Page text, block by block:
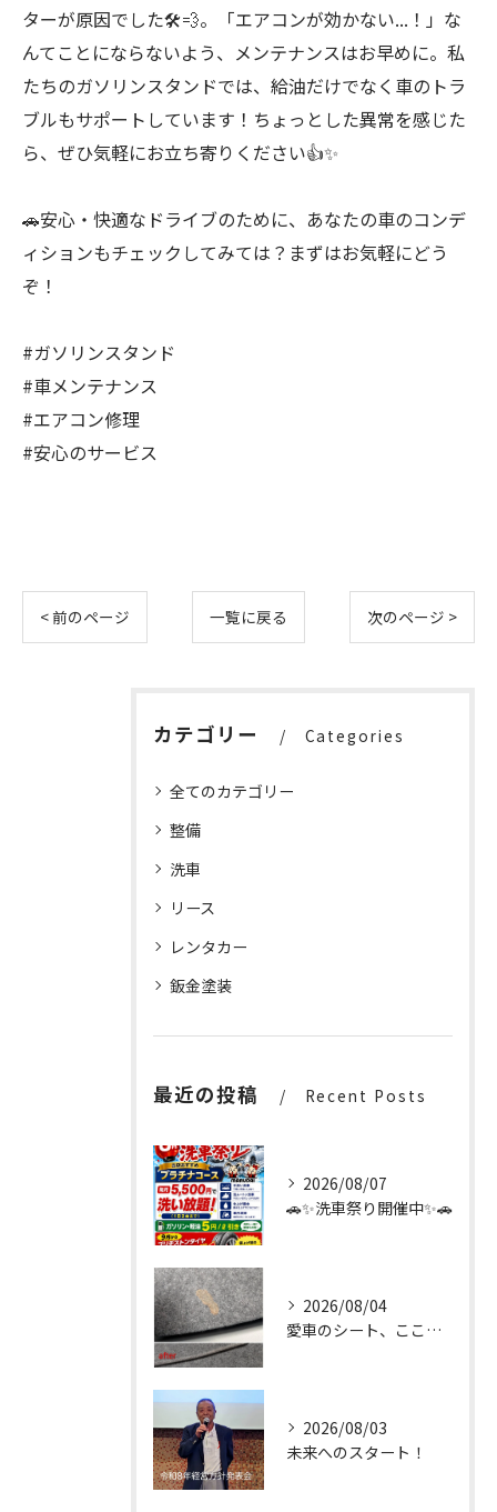
ターが原因でした🛠️💨。「エアコンが効かない...！」な
んてことにならないよう、メンテナンスはお早めに。私
たちのガソリンスタンドでは、給油だけでなく車のトラ
ブルもサポートしています！ちょっとした異常を感じた
ら、ぜひ気軽にお立ち寄りください👍✨
🚗安心・快適なドライブのために、あなたの車のコンデ
ィションもチェックしてみては？まずはお気軽にどう
ぞ！
#ガソリンスタンド
#車メンテナンス
#エアコン修理
#安心のサービス
< 前のページ 一覧に戻る 次のページ >
カテゴリー Categories
全てのカテゴリー
整備
洗車
リース
レンタカー
鈑金塗装
最近の投稿 Recent Posts
2026/08/07
🚗✨洗車祭り開催中✨🚗
2026/08/04
愛車のシート、ここまで輝く✨
2026/08/03
未来へのスタート！